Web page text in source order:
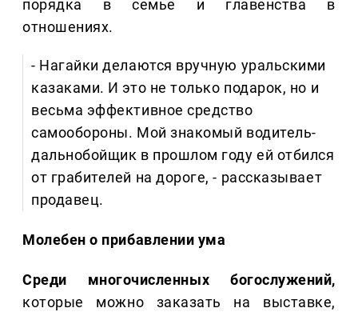
порядка в семье и главенства в
отношениях.
- Нагайки делаются вручную уральскими
казаками. И это не только подарок, но и
весьма эффективное средство
самообороны. Мой знакомый водитель-
дальнобойщик в прошлом году ей отбился
от грабителей на дороге, - рассказывает
продавец.
Молебен о прибавлении ума
Среди многочисленных богослужений,
которые можно заказать на выставке,